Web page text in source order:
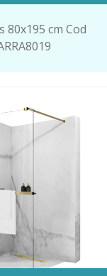
80x195 cm Cod